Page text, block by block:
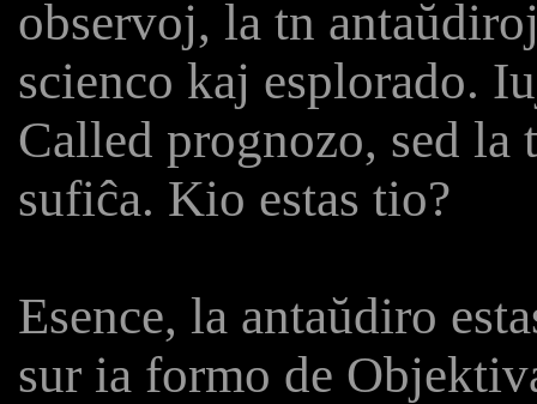
observoj, la tn
scienco kaj esplorado.
Called prognozo, sed la
sufiĉa. Kio estas tio?
Esence, la antaŭdiro
sur ia formo de